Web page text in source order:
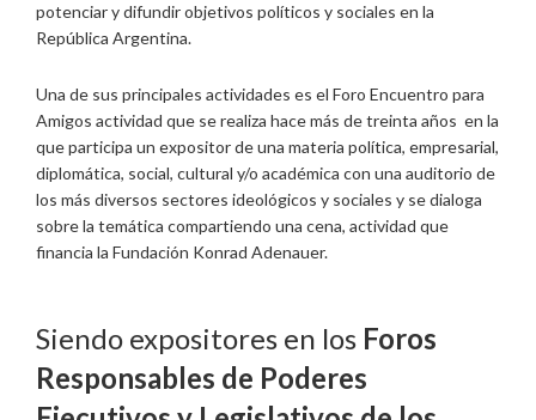
potenciar y difundir objetivos políticos y sociales en la
República Argentina.
Una de sus principales actividades es el Foro Encuentro para
Amigos actividad que se realiza hace más de treinta años en la
que participa un expositor de una materia política, empresarial,
diplomática, social, cultural y/o académica con una auditorio de
los más diversos sectores ideológicos y sociales y se dialoga
sobre la temática compartiendo una cena, actividad que
financia la Fundación Konrad Adenauer.
Siendo expositores en los Foros
Responsables de Poderes